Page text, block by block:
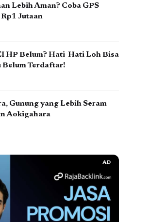
Lebih Aman? Coba GPS
Jutaan
HP Belum? Hati-Hati Loh Bisa
Terdaftar!
Gunung yang Lebih Seram
Aokigahara
AD